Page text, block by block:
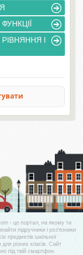
І
- це портал, на якому ти
підручники і роз'язники
предметів шкільної
для різних класів. Сайт
під твій смартфон.